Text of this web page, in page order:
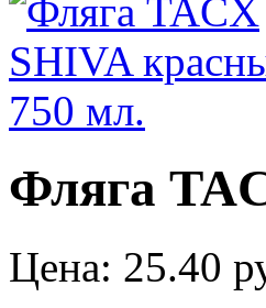
Фляга
Цена: 25.40